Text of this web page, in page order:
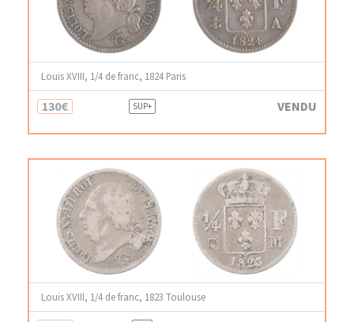
Louis XVIII, 1/4 de franc, 1824 Paris
130€ SUP+ VENDU
Louis XVIII, 1/4 de franc, 1823 Toulouse